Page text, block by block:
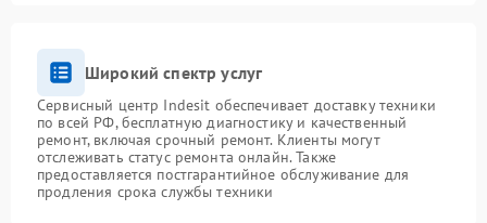
Широкий спектр услуг
Сервисный центр Indesit обеспечивает доставку техники
по всей РФ, бесплатную диагностику и качественный
ремонт, включая срочный ремонт. Клиенты могут
отслеживать статус ремонта онлайн. Также
предоставляется постгарантийное обслуживание для
продления срока службы техники